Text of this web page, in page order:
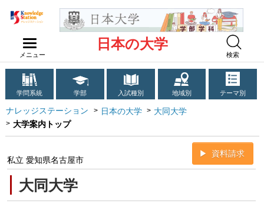
メニュー
日本の大学
検索
学問系統 学部 入試種別 地域別 テーマ別
ナレッジステーション 日本の大学
大同大学
大学案内トップ
大同大学
私立 愛知県名古屋市
資料請求